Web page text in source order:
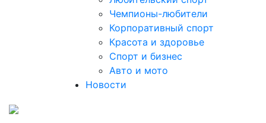
Чемпионы-любители
Корпоративный спорт
Красота и здоровье
Спорт и бизнес
Авто и мото
Новости